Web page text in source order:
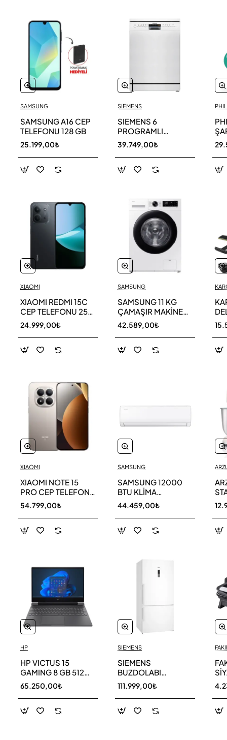
SAMSUNG
SAMSUNG A16 CEP
TELEFONU 128 GB
25.199,00₺
XIAOMI
XIAOMI REDMI 15C
CEP TELEFONU 256
GB
24.999,00₺
XIAOMI
XIAOMI NOTE 15
PRO CEP TELEFONU
256 GB
54.799,00₺
HP
HP VICTUS 15
GAMING 8 GB 512
GB SSD LAPTOP
FA0011NT 80D33EA
65.250,00₺
SIEMENS
SIEMENS 6
PROGRAMLI
BULAŞIK MAKİNESİ
SN216W00DT
39.749,00₺
SAMSUNG
SAMSUNG 11 KG
ÇAMAŞIR MAKİNESİ
WW11DG5B25AEAH
42.589,00₺
SAMSUNG
SAMSUNG 12000
BTU KLİMA
AR40F12C0AM SK
44.459,00₺
SIEMENS
SIEMENS
BUZDOLABI
KG86NCWE0N
111.999,00₺
11